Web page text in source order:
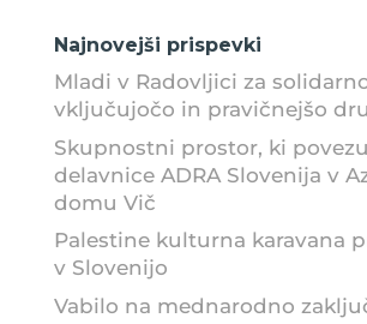
Najnovejši prispevki
Mladi v Radovljici za
vključujočo in pravičnejšo
Skupnostni prostor, ki
delavnice ADRA Slovenija v
domu Vič
Palestine kulturna karavana
v Slovenijo
Vabilo na mednarodno